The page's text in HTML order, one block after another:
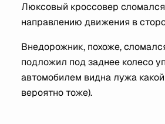
Люксовый кроссовер
направлению движения в
Внедорожник, похоже,
подложил под заднее колесо
автомобилем видна лужа
вероятно тоже).